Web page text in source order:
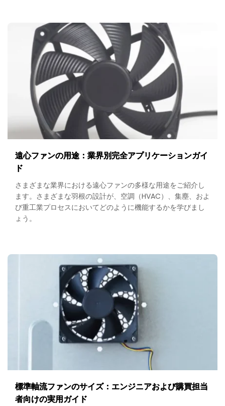
Complete
Buyer’s
Guide
to
Filters,
Guards
&
Selection
遠心ファンの用途：業界別完全アプリケーションガイ
ド
さまざまな業界における遠心ファンの多様な用途をご紹介し
ます。さまざまな羽根の設計が、空調（HVAC）、集塵、およ
び重工業プロセスにおいてどのように機能するかを学びまし
ょう。
標準軸流ファンのサイズ：エンジニアおよび購買担当
者向けの実用ガイド